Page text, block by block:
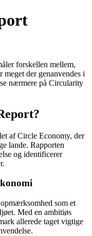
forskellen mellem,
der genanvendes i
nærmere på Circularity
af Circle Economy, der
lande. Rapporten
og identificerer
som et
Med en ambitiøs
allerede taget vigtige